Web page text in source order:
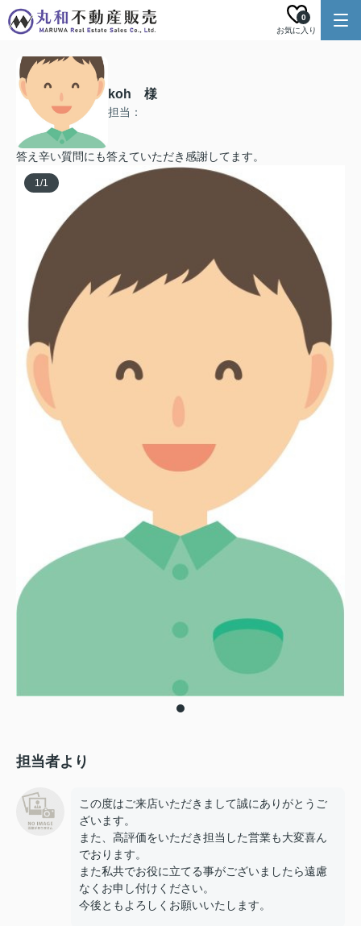
お気に入り
0
koh 様
担当：
答え辛い質問にも答えていただき感謝してます。
1/1
担当者より
この度はご来店いただきまして誠にありがとうご
ざいます。
また、高評価をいただき担当した営業も大変喜ん
でおります。
また私共でお役に立てる事がございましたら遠慮
なくお申し付けください。
今後ともよろしくお願いいたします。